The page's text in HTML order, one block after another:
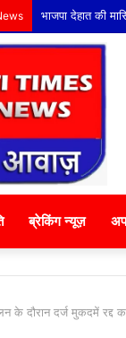
भाजपा देहात की
ब्रेकिंग न्यूज़
के दौरान दर्ज मुकदमें रद्द